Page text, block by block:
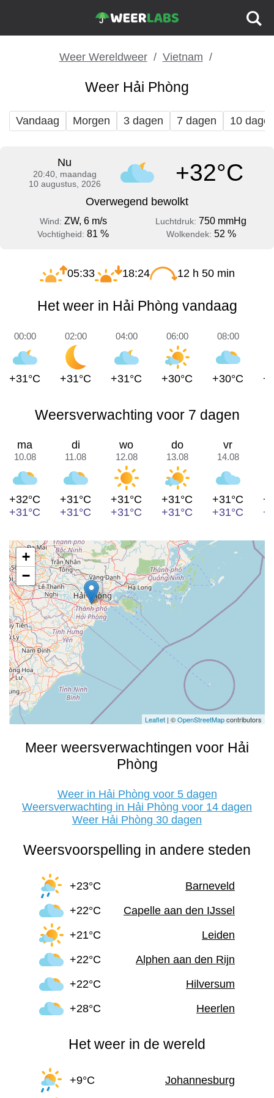
Weer Wereldweer Vietnam
Weer Hải Phòng
Vandaag Morgen 3 dagen 7 dagen 10
Nu
20:40, maandag
10 augustus, 2026
+32°C
Overwegend bewolkt
Wind: ZW, 6 m/s Luchtdruk: 750 mmHg
Vochtigheid: 81 % Wolkendek: 52 %
05:33 18:24 12 h 50 min
Het weer in Hải Phòng vandaag
00:00
+31°C
02:00
+31°C
04:00
+31°C
06:00
+30°C
08:00
+30°C
Weersverwachting voor 7 dagen
ma
10.08
+32°C
+31°C
di
11.08
+31°C
+31°C
wo
12.08
+31°C
+31°C
do
13.08
+31°C
+31°C
vr
14.08
+31°C
+31°C
+
−
Leaflet | ©OpenStreetMapcontributors
Meer weersverwachtingen voor Hải
Phòng
Weer in Hải Phòng voor 5 dagen
Weersverwachting in Hải Phòng voor 14 dagen
Weer Hải Phòng 30 dagen
Weersvoorspelling in andere steden
+23°C
Barneveld
+22°C
Capelle aan den IJssel
+21°C
Leiden
+22°C
Alphen aan den Rijn
+22°C
Hilversum
+28°C
Heerlen
Het weer in de wereld
+9°C Johannesburg